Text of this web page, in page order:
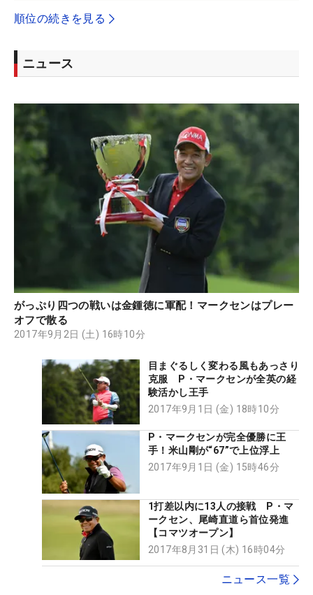
順位の続きを見る
ニュース
がっぷり四つの戦いは金鍾徳に軍配！マークセンはプレー
オフで散る
2017年9月2日 (土) 16時10分
目まぐるしく変わる風もあっさり
克服 P・マークセンが全英の経
験活かし王手
2017年9月1日 (金) 18時10分
P・マークセンが完全優勝に王
手！米山剛が“67”で上位浮上
2017年9月1日 (金) 15時46分
1打差以内に13人の接戦 P・マ
ークセン、尾崎直道ら首位発進
【コマツオープン】
2017年8月31日 (木) 16時04分
ニュース一覧